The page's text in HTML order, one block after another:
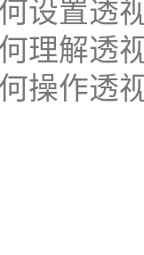
设置透
理解透
操作透